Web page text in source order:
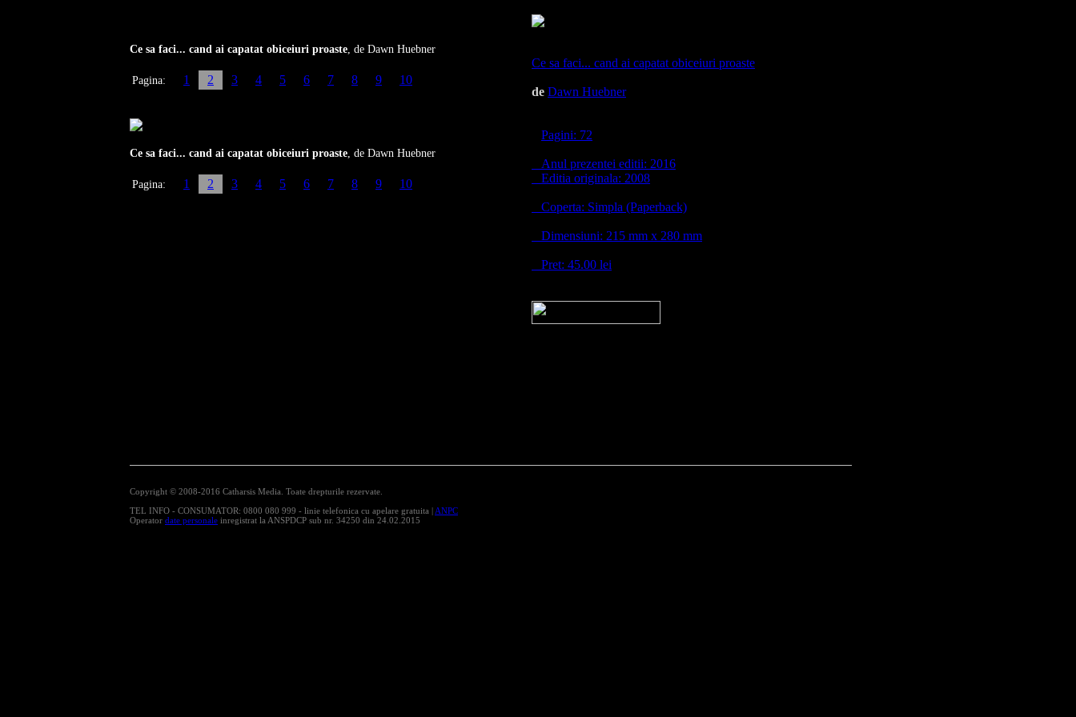
Ce sa faci... cand ai capatat obiceiuri proaste, de Dawn Huebner
Pagina: 1 2 3 4 5 6 7 8 9 10
Ce sa faci... cand ai capatat obiceiuri proaste, de Dawn Huebner
Pagina: 1 2 3 4 5 6 7 8 9 10
Ce sa faci... cand ai capatat obiceiuri proaste
de Dawn Huebner
Pagini: 72
Anul prezentei editii: 2016
Editia originala: 2008
Coperta: Simpla (Paperback)
Dimensiuni: 215 mm x 280 mm
Pret: 45.00 lei
Copyright © 2008-2016 Catharsis Media. Toate drepturile rezervate.
TEL INFO - CONSUMATOR: 0800 080 999 - linie telefonica cu apelare gratuita | ANPC
Operator date personale inregistrat la ANSPDCP sub nr. 34250 din 24.02.2015